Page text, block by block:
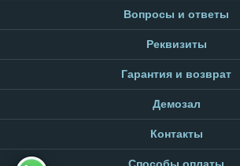
Вопросы и ответы
Реквизиты
Гарантия и возврат
Демозал
Контакты